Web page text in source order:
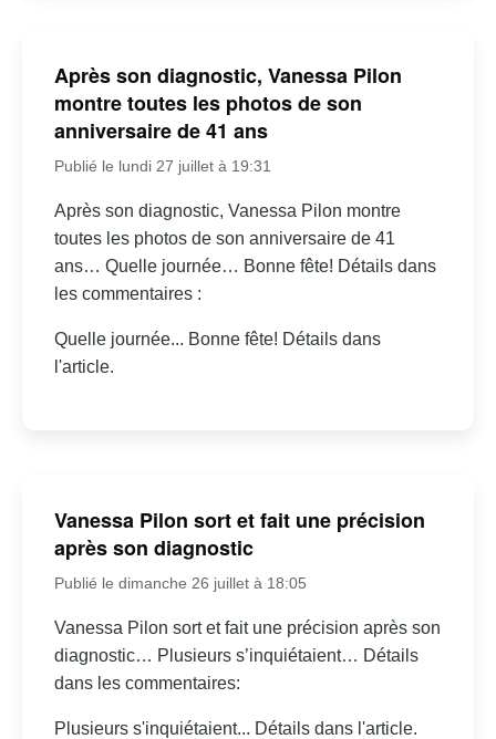
Après son diagnostic, Vanessa Pilon
montre toutes les photos de son
anniversaire de 41 ans
Publié le lundi 27 juillet à 19:31
Après son diagnostic, Vanessa Pilon montre
toutes les photos de son anniversaire de 41
ans… Quelle journée… Bonne fête! Détails dans
les commentaires :
Quelle journée... Bonne fête! Détails dans
l'article.
Vanessa Pilon sort et fait une précision
après son diagnostic
Publié le dimanche 26 juillet à 18:05
Vanessa Pilon sort et fait une précision après son
diagnostic… Plusieurs s’inquiétaient… Détails
dans les commentaires:
Plusieurs s'inquiétaient... Détails dans l'article.